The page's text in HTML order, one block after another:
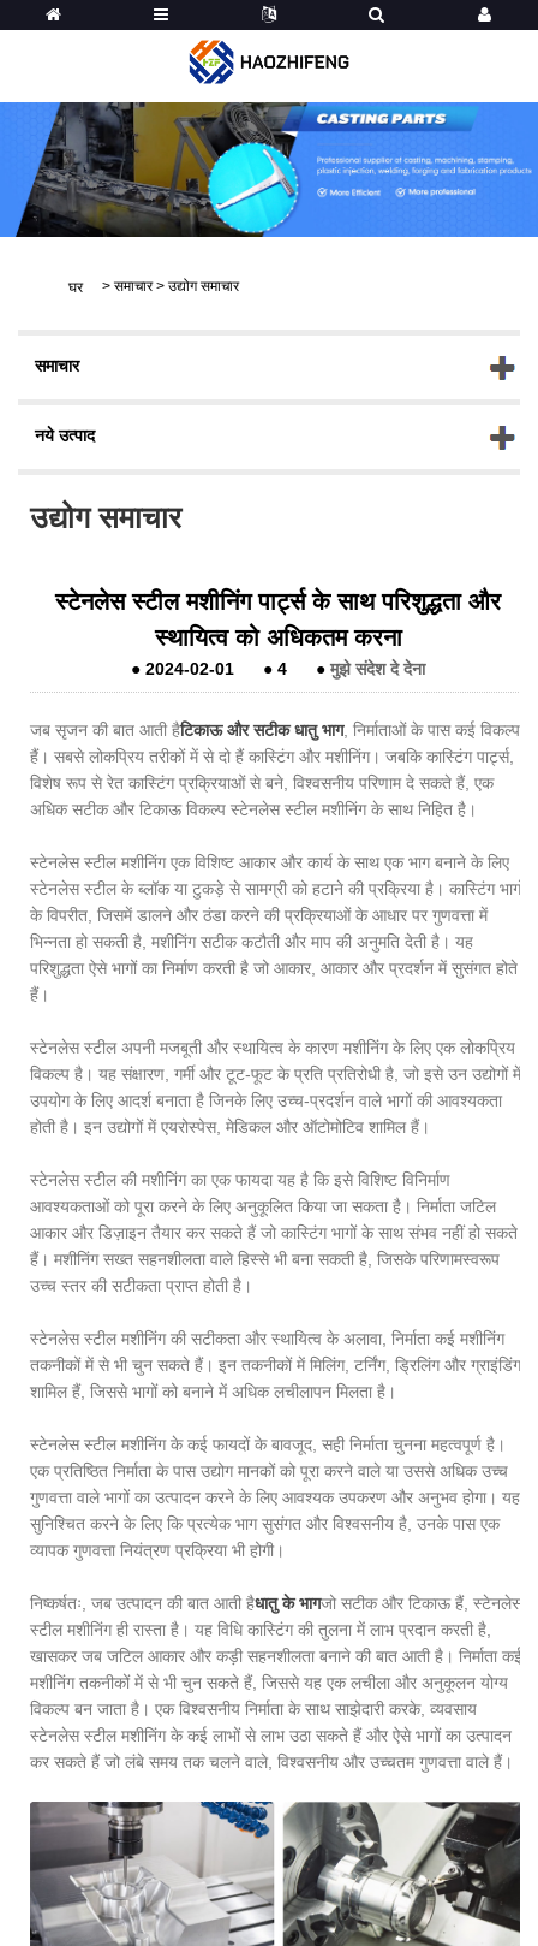
घर > समाचार > उद्योग समाचार
समाचार
नये उत्पाद
उद्योग समाचार
​स्टेनलेस स्टील मशीनिंग पार्ट्स के साथ परिशुद्धता और
स्थायित्व को अधिकतम करना
● 2024-02-01 ● 4 ● मुझे संदेश दे देना
जब सृजन की बात आती हैटिकाऊ और सटीक धातु भाग, निर्माताओं के पास कई विकल्प
हैं। सबसे लोकप्रिय तरीकों में से दो हैं कास्टिंग और मशीनिंग। जबकि कास्टिंग पार्ट्स,
विशेष रूप से रेत कास्टिंग प्रक्रियाओं से बने, विश्वसनीय परिणाम दे सकते हैं, एक
अधिक सटीक और टिकाऊ विकल्प स्टेनलेस स्टील मशीनिंग के साथ निहित है।
स्टेनलेस स्टील मशीनिंग एक विशिष्ट आकार और कार्य के साथ एक भाग बनाने के लिए
स्टेनलेस स्टील के ब्लॉक या टुकड़े से सामग्री को हटाने की प्रक्रिया है। कास्टिंग भागों
के विपरीत, जिसमें डालने और ठंडा करने की प्रक्रियाओं के आधार पर गुणवत्ता में
भिन्नता हो सकती है, मशीनिंग सटीक कटौती और माप की अनुमति देती है। यह
परिशुद्धता ऐसे भागों का निर्माण करती है जो आकार, आकार और प्रदर्शन में सुसंगत होते
हैं।
स्टेनलेस स्टील अपनी मजबूती और स्थायित्व के कारण मशीनिंग के लिए एक लोकप्रिय
विकल्प है। यह संक्षारण, गर्मी और टूट-फूट के प्रति प्रतिरोधी है, जो इसे उन उद्योगों में
उपयोग के लिए आदर्श बनाता है जिनके लिए उच्च-प्रदर्शन वाले भागों की आवश्यकता
होती है। इन उद्योगों में एयरोस्पेस, मेडिकल और ऑटोमोटिव शामिल हैं।
स्टेनलेस स्टील की मशीनिंग का एक फायदा यह है कि इसे विशिष्ट विनिर्माण
आवश्यकताओं को पूरा करने के लिए अनुकूलित किया जा सकता है। निर्माता जटिल
आकार और डिज़ाइन तैयार कर सकते हैं जो कास्टिंग भागों के साथ संभव नहीं हो सकते
हैं। मशीनिंग सख्त सहनशीलता वाले हिस्से भी बना सकती है, जिसके परिणामस्वरूप
उच्च स्तर की सटीकता प्राप्त होती है।
स्टेनलेस स्टील मशीनिंग की सटीकता और स्थायित्व के अलावा, निर्माता कई मशीनिंग
तकनीकों में से भी चुन सकते हैं। इन तकनीकों में मिलिंग, टर्निंग, ड्रिलिंग और ग्राइंडिंग
शामिल हैं, जिससे भागों को बनाने में अधिक लचीलापन मिलता है।
स्टेनलेस स्टील मशीनिंग के कई फायदों के बावजूद, सही निर्माता चुनना महत्वपूर्ण है।
एक प्रतिष्ठित निर्माता के पास उद्योग मानकों को पूरा करने वाले या उससे अधिक उच्च
गुणवत्ता वाले भागों का उत्पादन करने के लिए आवश्यक उपकरण और अनुभव होगा। यह
सुनिश्चित करने के लिए कि प्रत्येक भाग सुसंगत और विश्वसनीय है, उनके पास एक
व्यापक गुणवत्ता नियंत्रण प्रक्रिया भी होगी।
निष्कर्षतः, जब उत्पादन की बात आती हैधातु के भागजो सटीक और टिकाऊ हैं, स्टेनलेस
स्टील मशीनिंग ही रास्ता है। यह विधि कास्टिंग की तुलना में लाभ प्रदान करती है,
खासकर जब जटिल आकार और कड़ी सहनशीलता बनाने की बात आती है। निर्माता कई
मशीनिंग तकनीकों में से भी चुन सकते हैं, जिससे यह एक लचीला और अनुकूलन योग्य
विकल्प बन जाता है। एक विश्वसनीय निर्माता के साथ साझेदारी करके, व्यवसाय
स्टेनलेस स्टील मशीनिंग के कई लाभों से लाभ उठा सकते हैं और ऐसे भागों का उत्पादन
कर सकते हैं जो लंबे समय तक चलने वाले, विश्वसनीय और उच्चतम गुणवत्ता वाले हैं।